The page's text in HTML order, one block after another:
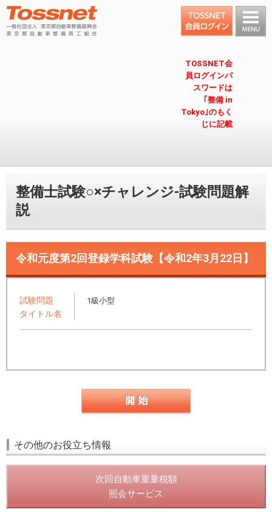
TOSSNET会
員ログインパ
スワードは
｢整備 in
Tokyo｣のもく
じに記載
整備士試験○×チャレンジ-試験問題解
説
令和元度第2回登録学科試験【令和2年3月22日】
試験問題
タイトル名
1級小型
その他のお役立ち情報
次回自動車重量税額
照会サービス